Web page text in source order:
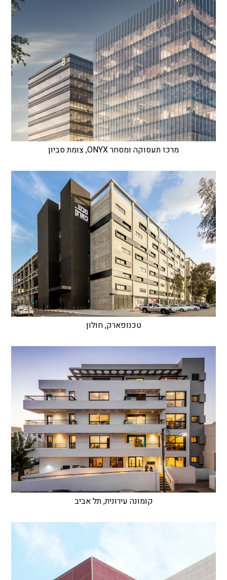
מרכז תעסוקה ומסחר ONYX, צומת סביון
טכנופארק, חולון
קומונה עירונית, תל אביב